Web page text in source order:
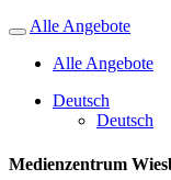
Alle Angebote
Alle Angebote
Deutsch
Deutsch
Medienzentrum